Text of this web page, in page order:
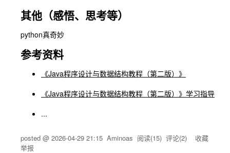
其他（感悟、思考等）
python真奇妙
参考资料
《Java程序设计与数据结构教程（第二版）》
《Java程序设计与数据结构教程（第二版）》学习指导
...
posted @ 2026-04-29 21:15 Aminoas 阅读(15) 评论(2) 收藏
举报